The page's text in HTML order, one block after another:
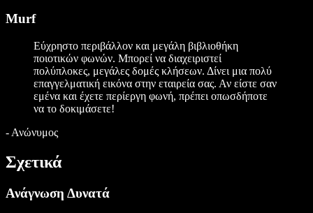
Murf
Εύχρηστο περιβάλλον και μεγάλη βιβλιοθήκη
ποιοτικών φωνών. Μπορεί να διαχειριστεί
πολύπλοκες, μεγάλες δομές κλήσεων. Δίνει μια πολύ
επαγγελματική εικόνα στην εταιρεία σας. Αν είστε σαν
εμένα και έχετε περίεργη φωνή, πρέπει οπωσδήποτε
να το δοκιμάσετε!
- Ανώνυμος
Σχετικά
Ανάγνωση Δυνατά